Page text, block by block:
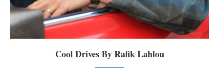
Cool Drives By Rafik Lahlou